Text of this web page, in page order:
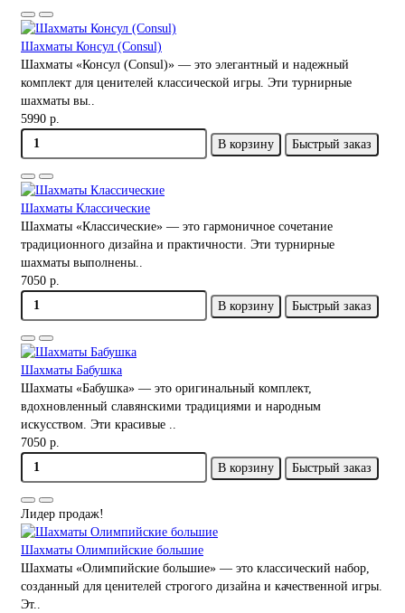
Шахматы Консул (Consul)
Шахматы «Консул (Consul)» — это элегантный и надежный
комплект для ценителей классической игры. Эти турнирные
шахматы вы..
5990 р.
В корзину
Быстрый заказ
Шахматы Классические
Шахматы «Классические» — это гармоничное сочетание
традиционного дизайна и практичности. Эти турнирные
шахматы выполнены..
7050 р.
В корзину
Быстрый заказ
Шахматы Бабушка
Шахматы «Бабушка» — это оригинальный комплект,
вдохновленный славянскими традициями и народным
искусством. Эти красивые ..
7050 р.
В корзину
Быстрый заказ
Лидер продаж!
Шахматы Олимпийские большие
Шахматы «Олимпийские большие» — это классический набор,
созданный для ценителей строгого дизайна и качественной игры.
Эт..